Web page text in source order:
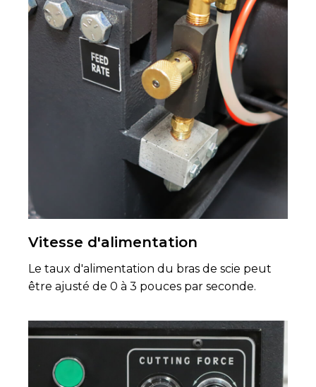
Vitesse d'alimentation
Le taux d'alimentation du bras de scie peut
être ajusté de 0 à 3 pouces par seconde.